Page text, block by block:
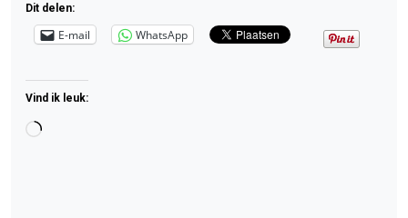
Dit delen:
E-mail WhatsApp
Vind ik leuk:
Aan